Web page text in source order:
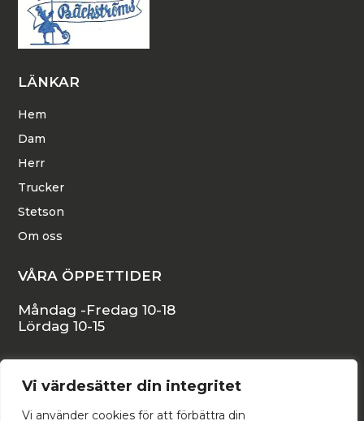
Vi värdesätter din integritet
Vi använder cookies för att förbättra din
LÄNKAR
Hem
Dam
Herr
Trucker
Stetson
Om oss
VÅRA ÖPPETTIDER
Måndag -Fredag 10-18
Lördag 10-15
Stora Östergatan 16, 271 34 YSTAD